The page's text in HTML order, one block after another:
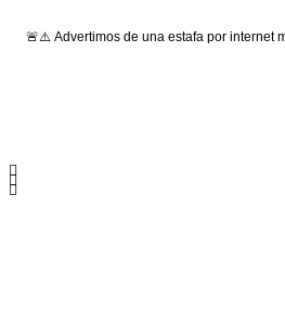
🚨⚠️ Advertimos de una estafa por internet